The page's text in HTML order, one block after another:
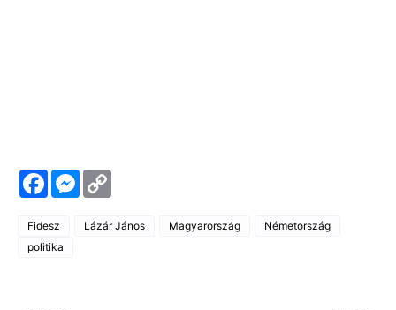
F
a
b
o
M
e
s
e
y
L
Fidesz Lázár János Magyarország
Németország
politika